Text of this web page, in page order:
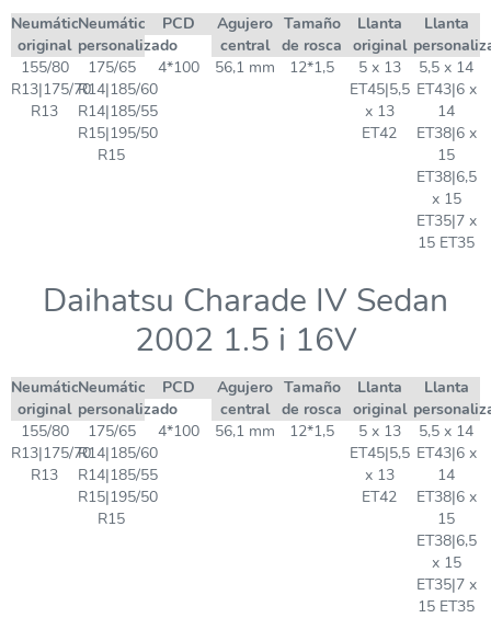
Neumático
original
Neumático
personalizado
PCD
Agujero
central
Tamaño
de rosca
Llanta
original
Llanta
155/80
R13|175/70
R13
175/65
R14|185/60
R14|185/55
R15|195/50
R15
4*100 56,1 mm 12*1,5
5 x 13
ET45|5,5
x 13
ET42
5,5 x 14
ET43|6 x
14
ET38|6 x
15
ET38|6,5
x 15
ET35|7 x
15 ET35
Daihatsu Charade IV Sedan
2002 1.5 i 16V
Neumático
original
Neumático
personalizado
PCD
Agujero
central
Tamaño
de rosca
Llanta
original
Llanta
155/80
R13|175/70
R13
175/65
R14|185/60
R14|185/55
R15|195/50
R15
4*100 56,1 mm 12*1,5
5 x 13
ET45|5,5
x 13
ET42
5,5 x 14
ET43|6 x
14
ET38|6 x
15
ET38|6,5
x 15
ET35|7 x
15 ET35